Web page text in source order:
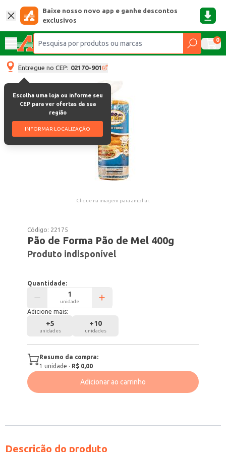
Baixe nosso novo app e ganhe descontos
exclusivos
0
Entregue no CEP: 02170-901
Escolha uma loja ou informe seu
CEP para ver ofertas da sua
região
INFORMAR LOCALIZAÇÃO
Clique na imagem para ampliar.
Código: 22175
Pão de Forma Pão de Mel 400g
Produto indisponível
Quantidade:
unidade
Adicione mais:
+5
unidades
+10
unidades
Resumo da compra:
1 unidade · R$ 0,00
Adicionar ao carrinho
Descrição do produto